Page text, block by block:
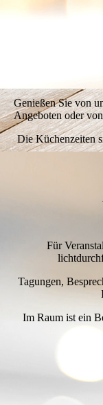
IMG_4049_1
Genießen Sie von
Angeboten oder
Die Küchenzeiten
Für
Tagungen,
Im Raum ist ein